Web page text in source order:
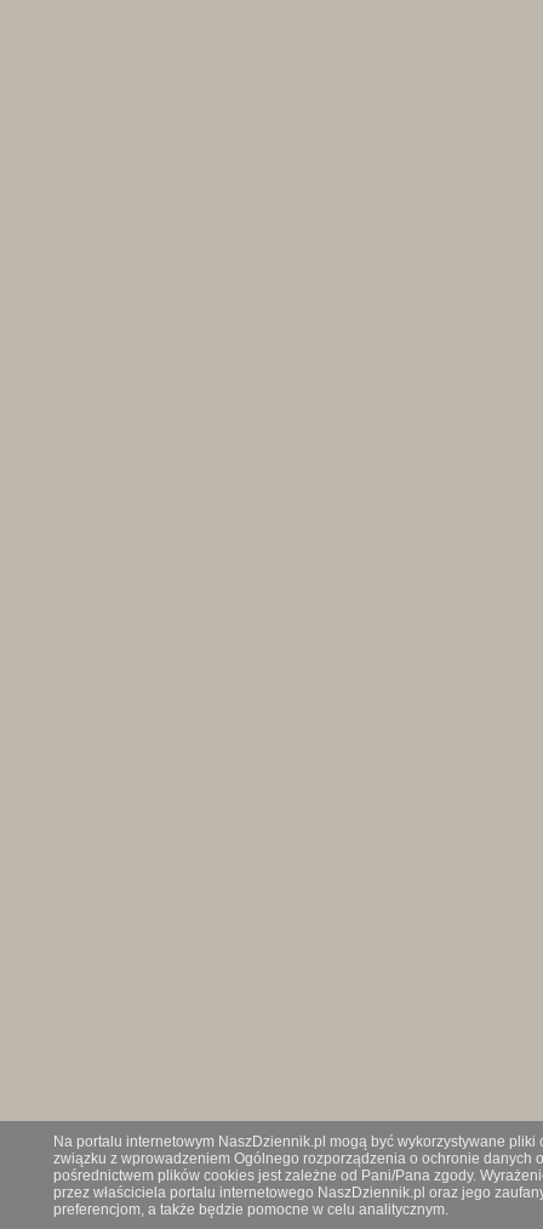
Na portalu internetowym NaszDziennik.pl mogą być wykorzystywane
związku z wprowadzeniem Ogólnego rozporządzenia o ochronie danych
pośrednictwem plików cookies jest zależne od Pani/Pana zgody.
przez właściciela portalu internetowego NaszDziennik.pl oraz jego
preferencjom, a także będzie pomocne w celu analitycznym.